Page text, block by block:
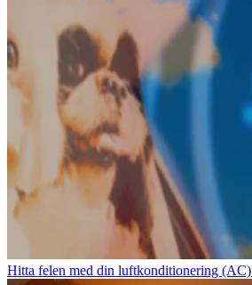
Hitta felen med din luftkonditionering (AC)